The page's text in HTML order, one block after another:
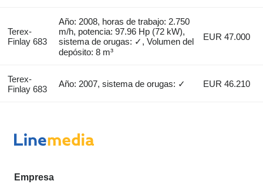
Terex-
Finlay 683
Año: 2008, horas de trabajo: 2.750
m/h, potencia: 97.96 Hp (72 kW),
sistema de orugas: ✓, Volumen del
depósito: 8 m³
EUR 47.000
Terex-
Finlay 683
Año: 2007, sistema de orugas: ✓ EUR 46.210
Empresa